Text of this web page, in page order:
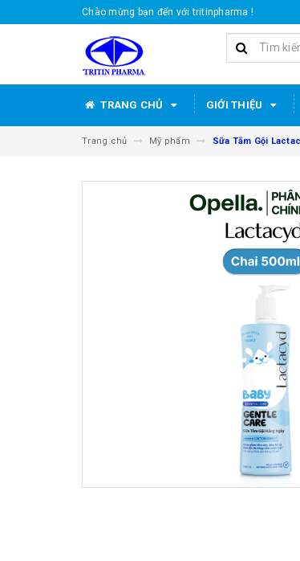
Chào mừng bạn đến với tritinpharma !
TRANG CHỦ GIỚI THIỆU
Trang chủ Mỹ phẩm Sữa Tắm Gội